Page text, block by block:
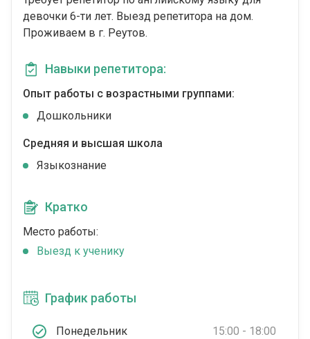
девочки 6-ти лет. Выезд репетитора на дом.
Проживаем в г. Реутов.
Навыки репетитора:
Опыт работы с возрастными группами:
Дошкольники
Средняя и высшая школа
Языкознание
Кратко
Место работы:
Выезд к ученику
График работы
Понедельник 15:00 - 18:00